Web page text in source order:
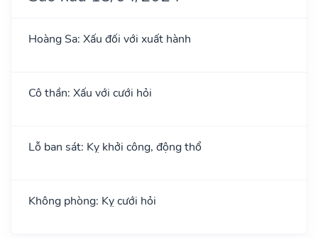
Hoàng Sa: Xấu đối với xuất hành
Cô thần: Xấu với cưới hỏi
Lỗ ban sát: Kỵ khởi công, động thổ
Không phòng: Kỵ cưới hỏi